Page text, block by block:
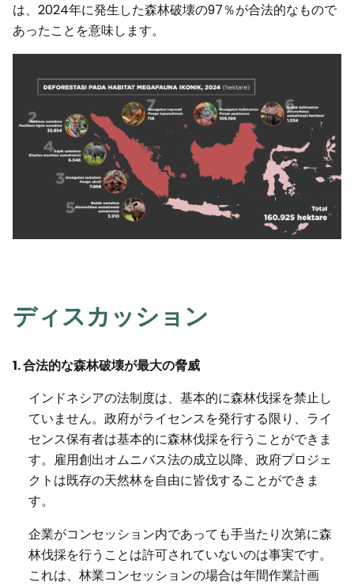
は、2024年に発生した森林破壊の97％が合法的なもので
あったことを意味します。
ディスカッション
1. 合法的な森林破壊が最大の脅威
インドネシアの法制度は、基本的に森林伐採を禁止し
ていません。政府がライセンスを発行する限り、ライ
センス保有者は基本的に森林伐採を行うことができま
す。雇用創出オムニバス法の成立以降、政府プロジェ
クトは既存の天然林を自由に皆伐することができま
す。
企業がコンセッション内であっても手当たり次第に森
林伐採を行うことは許可されていないのは事実です。
これは、林業コンセッションの場合は年間作業計画